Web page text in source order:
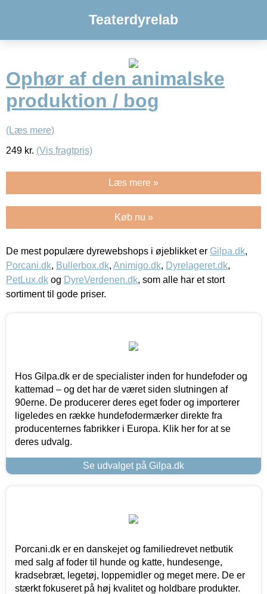
Teaterdyrelab
Ophør af den animalske
produktion / bog
(Læs mere)
249 kr. (Vis fragtpris)
Læs mere »
Køb nu »
De mest populære dyrewebshops i øjeblikket er Gilpa.dk,
Porcani.dk, Bullerbox.dk, Animigo.dk, Dyrelageret.dk,
PetLux.dk og DyreVerdenen.dk, som alle har et stort
sortiment til gode priser.
Hos Gilpa.dk er de specialister inden for hundefoder og
kattemad – og det har de været siden slutningen af
90erne. De producerer deres eget foder og importerer
ligeledes en række hundefodermærker direkte fra
producenternes fabrikker i Europa. Klik her for at se
deres udvalg.
Se udvalget på Gilpa.dk
Porcani.dk er en danskejet og familiedrevet netbutik
med salg af foder til hunde og katte, hundesenge,
kradsebræt, legetøj, loppemidler og meget mere. De er
stærkt fokuseret på høj kvalitet og holdbare produkter.